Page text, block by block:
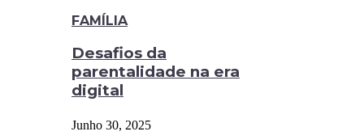
FAMÍLIA
Desafios da
parentalidade na era
digital
Junho 30, 2025